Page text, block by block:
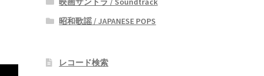
昭和歌謡 / JAPANESE POPS
レコード検索